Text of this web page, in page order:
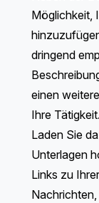
Möglichkeit,
dringend
einen
Ihre Tätigkeit.
Laden Sie
Unterlagen
Links zu